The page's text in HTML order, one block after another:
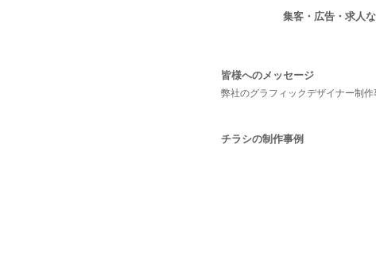
集客・広告・求人
皆様へのメッセージ
弊社のグラフィックデザイナー制作
チラシの制作事例